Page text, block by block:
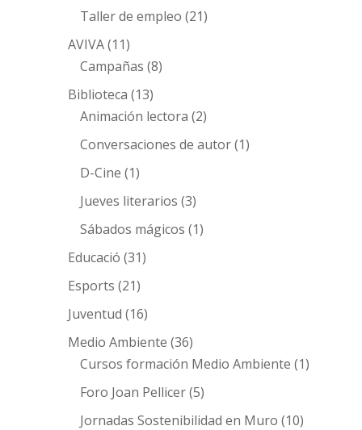
Taller de empleo (21)
AVIVA(11)
Campañas (8)
Biblioteca (13)
Animación lectora (2)
Conversaciones de autor(1)
D-Cine (1)
Jueves literarios (3)
Sábados mágicos (1)
Educació (31)
Esports (21)
Juventud (16)
Medio Ambiente (36)
Cursos formación Medio Ambiente (1)
Foro Joan Pellicer(5)
Jornadas Sostenibilidad en Muro (10)